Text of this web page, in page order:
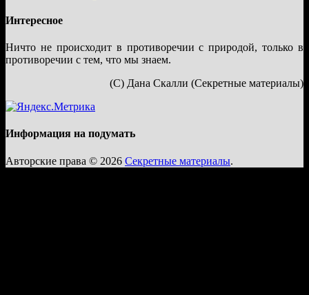
Интересное
Ничто не происходит в противоречии с природой, только в
противоречии с тем, что мы знаем.
(С) Дана Скалли (Секретные материалы)
Информация на подумать
Авторские права © 2026 Секретные материалы.